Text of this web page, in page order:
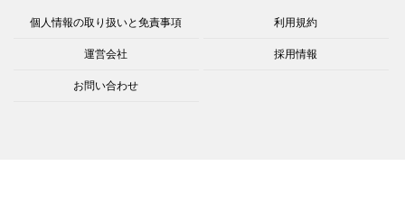
個人情報の取り扱いと免責事項 利用規約
運営会社 採用情報
お問い合わせ